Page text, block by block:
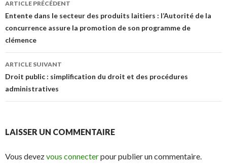
des
articles
ARTICLE PRÉCÉDENT
Entente dans le secteur des produits laitiers : l’Autorité de la
concurrence assure la promotion de son programme de
clémence
ARTICLE SUIVANT
Droit public : simplification du droit et des procédures
administratives
LAISSER UN COMMENTAIRE
Vous devezvous connecterpour publier un commentaire.